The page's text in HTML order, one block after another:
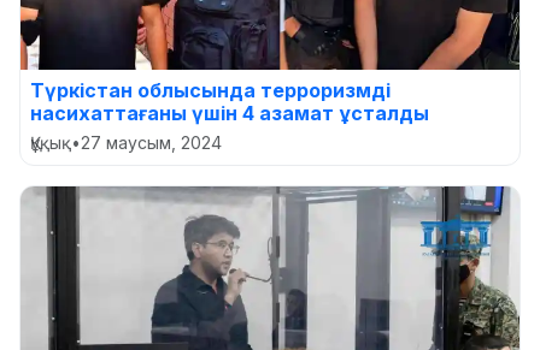
Түркістан облысында терроризмді
насихаттағаны үшін 4 азамат ұсталды
Құқық•27 маусым, 2024